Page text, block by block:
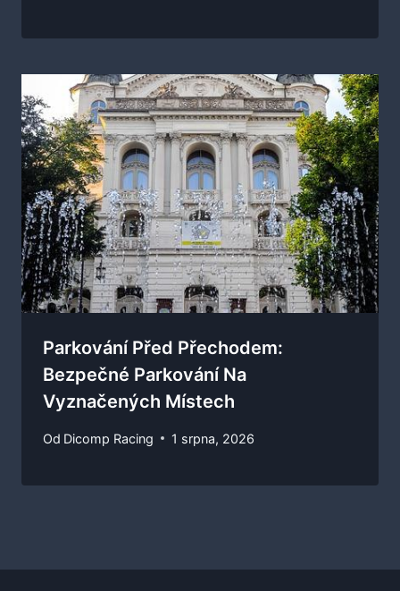
Parkování Před Přechodem:
Bezpečné Parkování Na
Vyznačených Místech
Od Dicomp Racing 1 srpna, 2026